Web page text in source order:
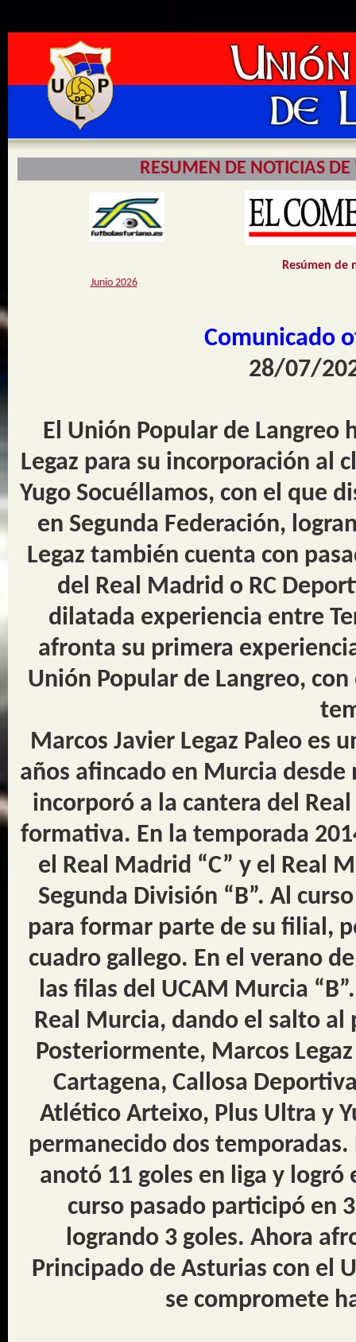
RESUMEN DE NOTICIAS
Resúmen de
Junio 2026
Comunicado
28/07/
El Unión Popular de Langreo
Legaz para su incorporación al
Yugo Socuéllamos, con el que
en Segunda Federación,
Legaz también cuenta con
del Real Madrid o RC
dilatada experiencia entre
afronta su primera
Unión Popular de Langreo,
Marcos Javier Legaz Paleo es
años afincado en Murcia
incorporó a la cantera del
formativa. En la temporada
el Real Madrid “C” y el Real
Segunda División “B”. Al
para formar parte de su filial,
cuadro gallego. En el verano
las filas del UCAM Murcia
Real Murcia, dando el salto
Posteriormente, Marcos
Cartagena, Callosa
Atlético Arteixo, Plus Ultra y
permanecido dos
anotó 11 goles en liga y logró
curso pasado participó en
logrando 3 goles. Ahora
Principado de Asturias con el
se compromete